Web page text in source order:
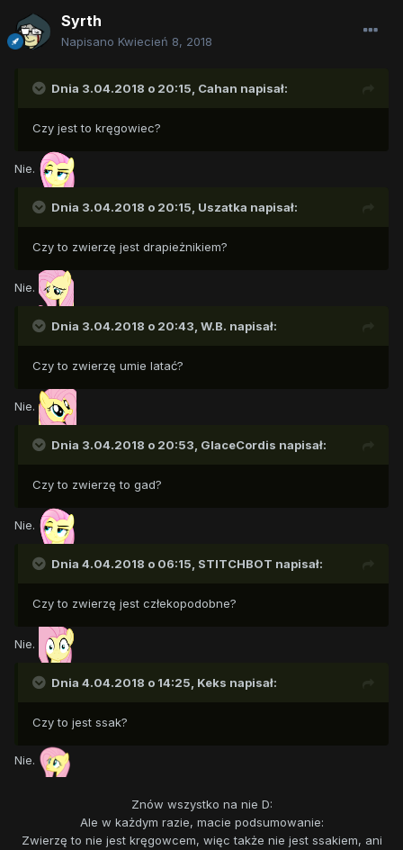
Syrth
Napisano Kwiecień 8, 2018
Dnia 3.04.2018 o 20:15, Cahan napisał:
Czy jest to kręgowiec?
Nie.
Dnia 3.04.2018 o 20:15, Uszatka napisał:
Czy to zwierzę jest drapieżnikiem?
Nie.
Dnia 3.04.2018 o 20:43, W.B. napisał:
Czy to zwierzę umie latać?
Nie.
Dnia 3.04.2018 o 20:53, GlaceCordis napisał:
Czy to zwierzę to gad?
Nie.
Dnia 4.04.2018 o 06:15, STITCHBOT napisał:
Czy to zwierzę jest człekopodobne?
Nie.
Dnia 4.04.2018 o 14:25, Keks napisał:
Czy to jest ssak?
Nie.
Znów wszystko na nie D:
Ale w każdym razie, macie podsumowanie:
Zwierzę to nie jest kręgowcem, więc także nie jest ssakiem, ani